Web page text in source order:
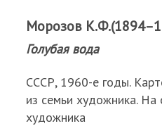
Морозов
Голубая вода
СССР, 1960-е годы.
из семьи художника. На
художника